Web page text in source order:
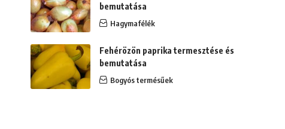
bemutatása
Hagymafélék
Fehérözön paprika termesztése és
bemutatása
Bogyós termésűek